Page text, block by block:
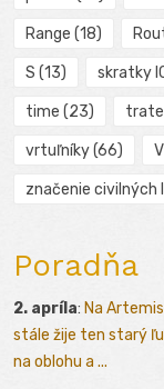
Range (18)
S (13) skratky
time (23) trate
vrtuľníky(66)
značenie civilných
Poradňa
2. apríla: Na
stále žije ten starý
na oblohu a ...